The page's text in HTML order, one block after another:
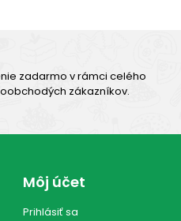
zadarmo v rámci celého
zákazníkov.
Môj účet
Prihlásiť sa